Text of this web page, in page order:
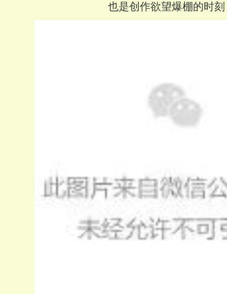
也是创作欲望爆棚的时刻